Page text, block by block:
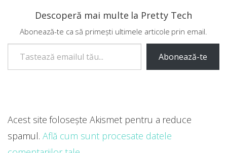
Descoperă mai multe la Pretty Tech
Abonează-te ca să primești ultimele articole prin email.
Tastează emailul tău...
Abonează-te
Acest site folosește Akismet pentru a reduce
spamul. Află cum sunt procesate datele